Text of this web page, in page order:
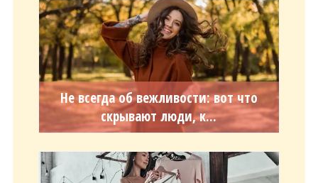
Не всегда об вежливости: вот что
скрывают люди, к...